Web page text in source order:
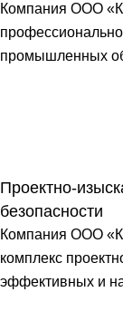
Компания ООО
промышленных
Проектно-
безопасности
Компания ООО
комплекс
эффективных и